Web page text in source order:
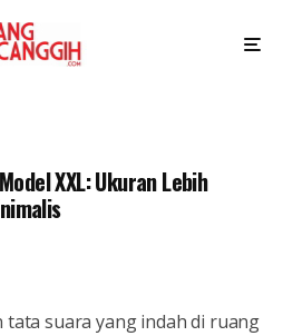
XXL: Ukuran Lebih
tata suara yang indah di ruang